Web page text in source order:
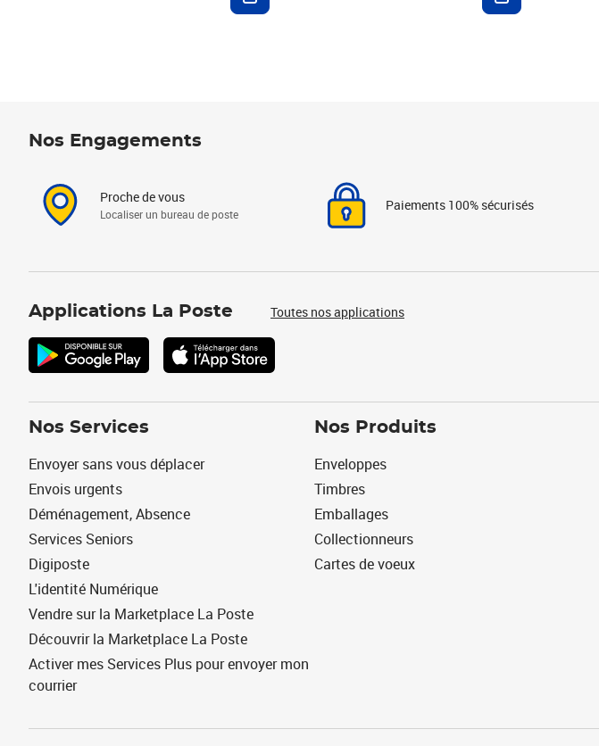
Nos Engagements
Proche de vous
Localiser un bureau de poste
Paiements 100% sécurisés
Applications La Poste Toutes nos applications
Nos Services
Envoyer sans vous déplacer
Envois urgents
Déménagement, Absence
Services Seniors
Digiposte
L'identité Numérique
Vendre sur la Marketplace La Poste
Découvrir la Marketplace La Poste
Activer mes Services Plus pour envoyer mon
courrier
Nos Produits
Enveloppes
Timbres
Emballages
Collectionneurs
Cartes de voeux